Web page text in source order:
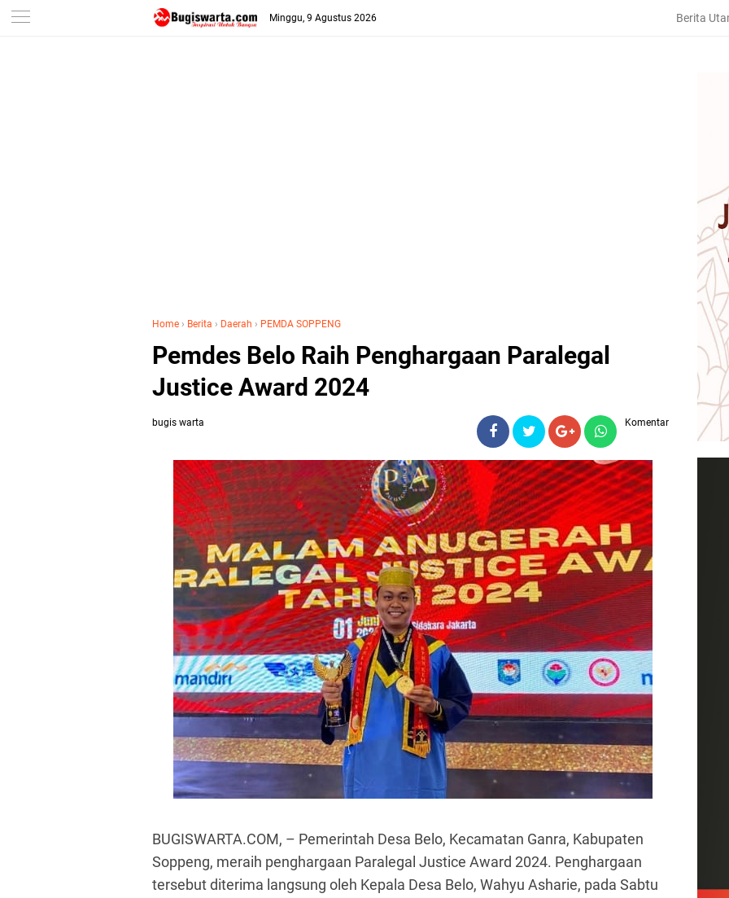
-->
Minggu, 9 Agustus 2026 Berita
Home › Berita › Daerah › PEMDA SOPPENG
Pemdes Belo Raih Penghargaan Paralegal
Justice Award 2024
bugis warta Komentar
BUGISWARTA.COM, – Pemerintah Desa Belo, Kecamatan Ganra, Kabupaten
Soppeng, meraih penghargaan Paralegal Justice Award 2024. Penghargaan
tersebut diterima langsung oleh Kepala Desa Belo, Wahyu Asharie, pada Sabtu